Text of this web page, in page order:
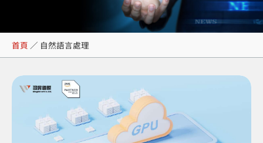
自然語言處理
首頁 ／ 自然語言處理